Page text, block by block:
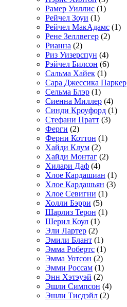
Рамер Уиллис (1)
Рейчел Зоуи (1)
Рейчел МакАдамс (1)
Рене Зеллвегер (2)
Рианна (2)
Риз Уизерспун (4)
Рэйчел Билсон (6)
Сальма Хайек (1)
Сара Джессика Паркер
Сельма Блэр (1)
Сиенна Миллер (4)
Синди Кроуфорд (1)
Стефани Пратт (3)
Ферги (2)
Ферни Коттон (1)
Хайди Клум (2)
Хайди Монтаг (2)
Хилари Даф (4)
Хлое Кардашиан (1)
Хлое Кардашьян (3)
Хлое Севигни (1)
Холли Бэрри (5)
Шарлиз Терон (1)
Шерил Коул (1)
Эли Лартер (2)
Эмили Блант (1)
Эмма Робертс (1)
Эмма Уотсон (2)
Эмми Россам (1)
Энн Хэтэуэй (2)
Эшли Симпсон (4)
Эшли Тисдэйл (2)